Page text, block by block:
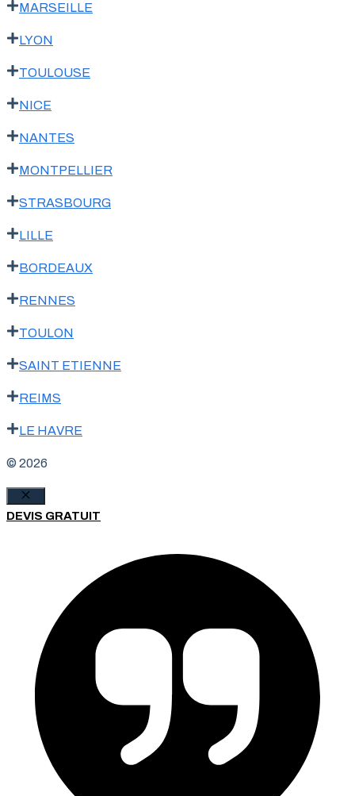
MARSEILLE
LYON
TOULOUSE
NICE
NANTES
MONTPELLIER
STRASBOURG
LILLE
BORDEAUX
RENNES
TOULON
SAINT ETIENNE
REIMS
LE HAVRE
© 2026
Fermer
DEVIS GRATUIT